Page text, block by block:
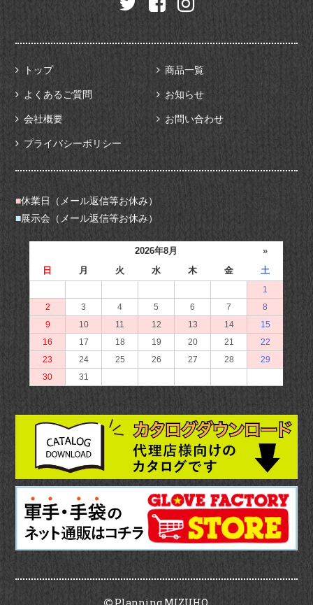
トップ 商品一覧
よくあるご質問 お知らせ
会社概要 お問い合わせ
プライバシーポリシー
■休業日（メール返信等お休み）
■展示会（メール返信等お休み）